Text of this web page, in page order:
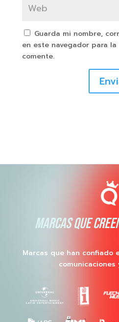
Guarda mi nombre,
en este navegador para
comente.
MARCAS QUE
Marcas que han confiado